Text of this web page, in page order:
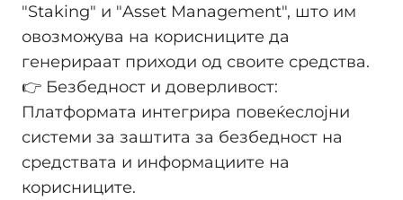
"Staking" и "Asset Management", што им
овозможува на корисниците да
генерираат приходи од своите средства.
👉 Безбедност и доверливост:
Платформата интегрира повеќеслојни
системи за заштита за безбедност на
средствата и информациите на
корисниците.